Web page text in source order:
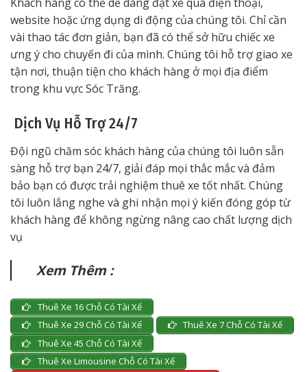
website hoặc ứng dụng di động của chúng tôi. Chỉ cần
vài thao tác đơn giản, bạn đã có thể sở hữu chiếc xe
ưng ý cho chuyến đi của mình. Chúng tôi hỗ trợ giao xe
tận nơi, thuận tiện cho khách hàng ở mọi địa điểm
trong khu vực Sóc Trăng.
Dịch Vụ Hỗ Trợ 24/7
Đội ngũ chăm sóc khách hàng của chúng tôi luôn sẵn
sàng hỗ trợ bạn 24/7, giải đáp mọi thắc mắc và đảm
bảo bạn có được trải nghiệm thuê xe tốt nhất. Chúng
tôi luôn lắng nghe và ghi nhận mọi ý kiến đóng góp từ
khách hàng để không ngừng nâng cao chất lượng dịch
vụ
Xem Thêm :
Thuê Xe 16 Chỗ Có Tài Xế
Thuê Xe 29 Chỗ Có Tài Xế
Thuê Xe 7 Chỗ Có Tài Xế
Thuê Xe 45 Chỗ Có Tài Xế
Thuê Xe Limousine Chỗ Có Tài Xế